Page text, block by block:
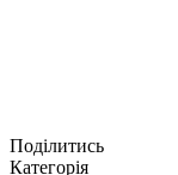
Поділитись
Категорія